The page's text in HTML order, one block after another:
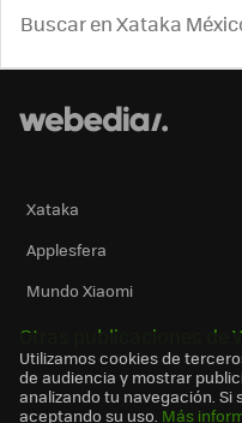
Xataka
Applesfera
Mundo Xiaomi
Otras publicaciones de
Utilizamos cookies de
de audiencia y mostrar
analizando tu navegación.
aceptando su uso. Más